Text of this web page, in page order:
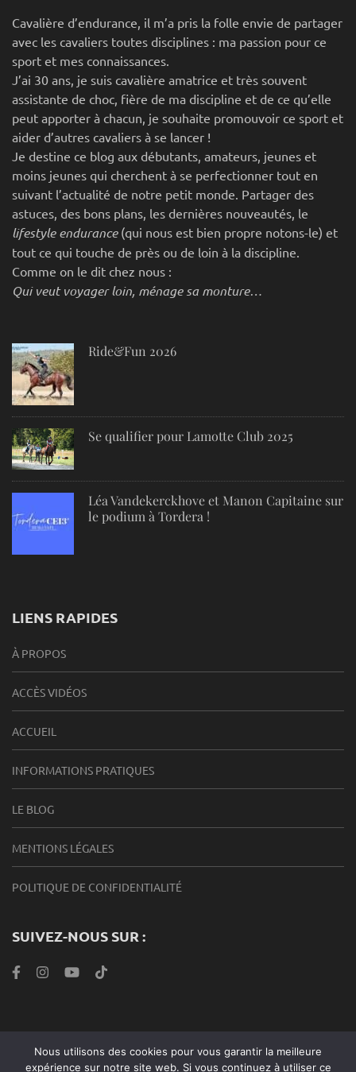
Cavalière d’endurance, il m’a pris la folle envie de partager
avec les cavaliers toutes disciplines : ma passion pour ce
sport et mes connaissances.
J’ai 30 ans, je suis cavalière amatrice et très souvent
assistante de choc, fière de ma discipline et de ce qu’elle
peut apporter à chacun, je souhaite promouvoir ce sport et
aider d’autres cavaliers à se lancer !
Je destine ce blog aux débutants, amateurs, jeunes et
moins jeunes qui cherchent à se perfectionner tout en
suivant l’actualité de notre petit monde. Partager des
astuces, des bons plans, les dernières nouveautés, le
lifestyle endurance(qui nous est bien propre notons-le) et
tout ce qui touche de près ou de loin à la discipline.
Comme on le dit chez nous :
Qui veut voyager loin, ménage sa monture…
Ride&Fun 2026
Se qualifier pour Lamotte Club 2025
Léa Vandekerckhove et Manon Capitaine sur
le podium à Tordera !
LIENS RAPIDES
À PROPOS
ACCÈS VIDÉOS
ACCUEIL
INFORMATIONS PRATIQUES
LE BLOG
MENTIONS LÉGALES
POLITIQUE DE CONFIDENTIALITÉ
SUIVEZ-NOUS SUR :
Roabook Endurance 2024 |Metro Magazine | Développé par
Nous utilisons des cookies pour vous garantir la meilleure
expérience sur notre site web. Si vous continuez à utiliser ce